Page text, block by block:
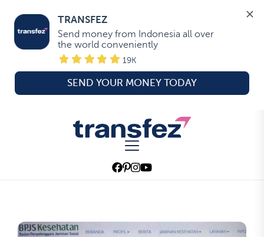
TRANSFEZ
Send money from Indonesia all over
the world conveniently
19K
SEND YOUR MONEY TODAY
Transfez